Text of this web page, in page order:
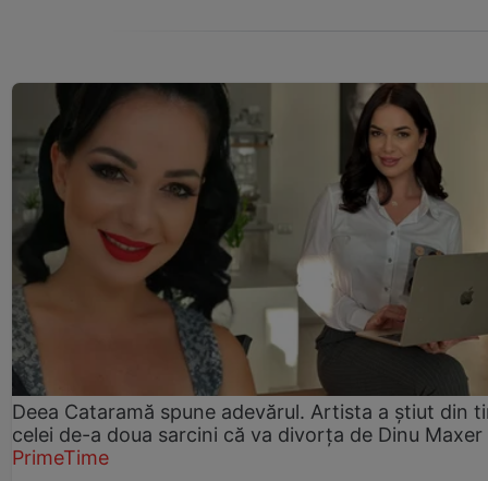
Deea Cataramă spune adevărul. Artista a știut din
celei de-a doua sarcini că va divorța de Dinu Maxer
PrimeTime